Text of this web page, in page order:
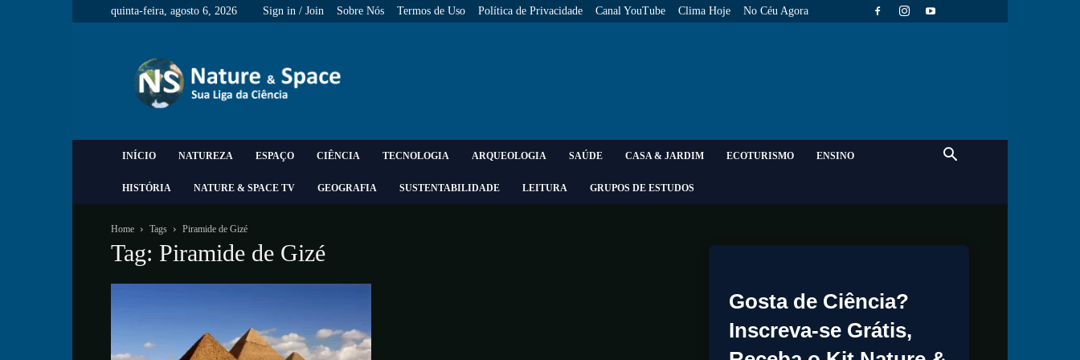
quinta-feira, agosto 6, 2026 Sign in / Join Sobre Nós Termos de Uso Política de Privacidade Canal YouTube Clima Hoje No Céu Agora
&
Space
INÍCIO NATUREZA ESPAÇO CIÊNCIA TECNOLOGIA ARQUEOLOGIA SAÚDE CASA & JARDIM ECOTURISMO ENSINO
HISTÓRIA NATURE & SPACE TV GEOGRAFIA SUSTENTABILIDADE LEITURA GRUPOS DE ESTUDOS
Home Tags Piramide de Gizé
Tag: Piramide de Gizé
Gosta de Ciência?
Inscreva-se Grátis,